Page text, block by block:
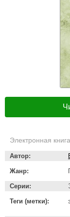
Электронная книга
Автор:
Жанр:
Серии:
Теги (метки):